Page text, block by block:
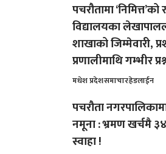
पचरौतामा ‘निमित्त’को
विद्यालयका
शाखाको जिम्मेवारी,
प्रणालीमाथि गम्भीर
मधेश प्रदेशसमाचारहेडलाईन
पचरौता नगरपालिकामा
नमूना : भ्रमण खर्चमै
स्वाहा !